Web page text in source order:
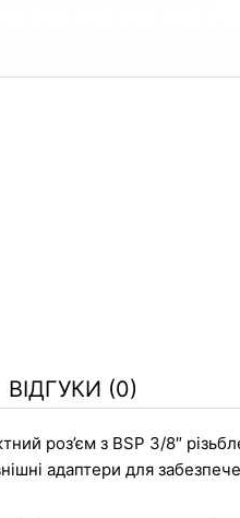
ВІДГУКИ (0)
роз’єм з BSP 3/8″
адаптери для